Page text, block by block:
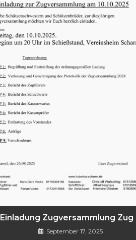
Einladung Zugversammlung Zug
September 17, 2025